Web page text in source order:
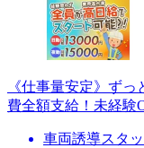
《仕事量安定》ず
費全額支給！未経験
車両誘導スタ